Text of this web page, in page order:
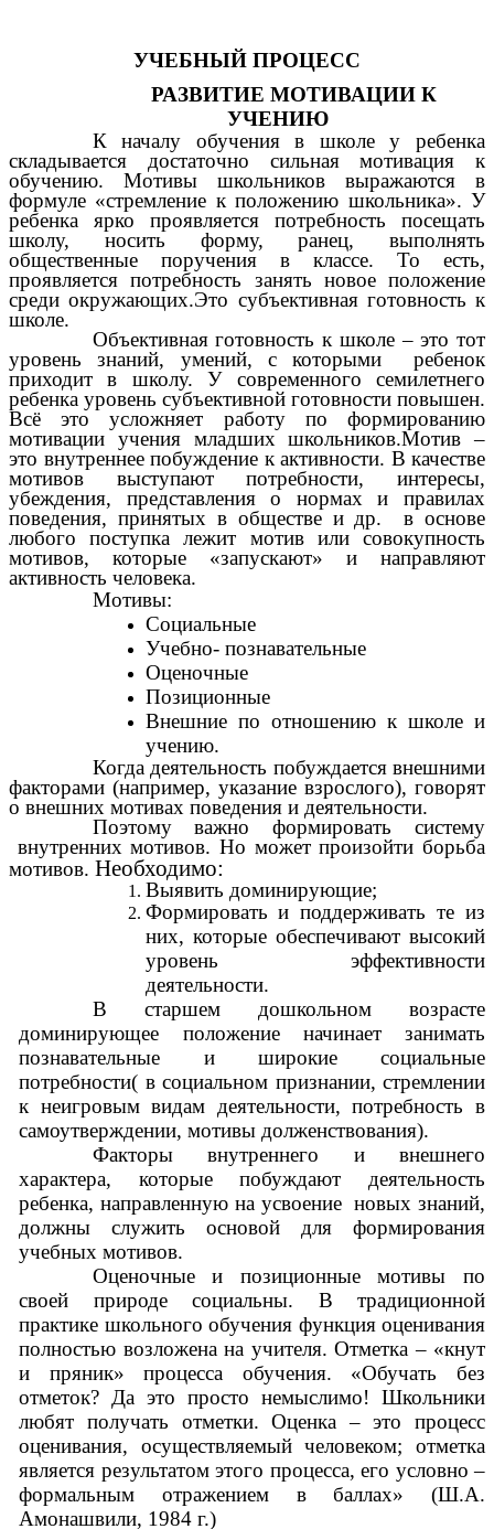
УЧЕБНЫЙ ПРОЦЕСС
РАЗВИТИЕ МОТИВАЦИИ К
УЧЕНИЮ
К началу обучения в школе у ребенка
складывается достаточно сильная мотивация к
обучению. Мотивы школьников выражаются в
формуле «стремление к положению школьника». У
ребенка ярко проявляется потребность посещать
школу, носить форму, ранец, выполнять
общественные поручения в классе. То есть,
проявляется потребность занять новое положение
среди окружающих.Это субъективная готовность к
школе.
Объективная готовность к школе – это тот
уровень знаний, умений, с которыми ребенок
приходит в школу. У современного семилетнего
ребенка уровень субъективной готовности повышен.
Всё это усложняет работу по формированию
мотивации учения младших школьников.Мотив –
это внутреннее побуждение к активности. В качестве
мотивов выступают потребности, интересы,
убеждения, представления о нормах и правилах
поведения, принятых в обществе и др. в основе
любого поступка лежит мотив или совокупность
мотивов, которые «запускают» и направляют
активность человека.
Мотивы:
Социальные
Учебно- познавательные
Оценочные
Позиционные
Внешние по отношению к школе и
учению.
Когда деятельность побуждается внешними
факторами (например, указание взрослого), говорят
о внешних мотивах поведения и деятельности.
Поэтому важно
формировать систему
внутренних мотивов. Но может произойти борьба
мотивов. Необходимо:
Выявить доминирующие;
Формировать и поддерживать те из
них, которые обеспечивают высокий
уровень эффективности
деятельности.
В старшем дошкольном возрасте
доминирующее положение начинает занимать
познавательные и широкие социальные
потребности( в социальном признании, стремлении
к неигровым видам деятельности, потребность в
самоутверждении, мотивы долженствования).
Факторы внутреннего и внешнего
характера, которые побуждают деятельность
ребенка, направленную на усвоение новых знаний,
должны служить основой для формирования
учебных мотивов.
Оценочные и позиционные мотивы по
своей природе социальны. В традиционной
практике школьного обучения функция оценивания
полностью возложена на учителя. Отметка – «кнут
и пряник» процесса обучения. «Обучать без
отметок? Да это просто немыслимо! Школьники
любят получать отметки. Оценка – это процесс
оценивания, осуществляемый человеком; отметка
является результатом этого процесса, его условно –
формальным отражением в баллах» (Ш.А.
Амонашвили, 1984 г.)